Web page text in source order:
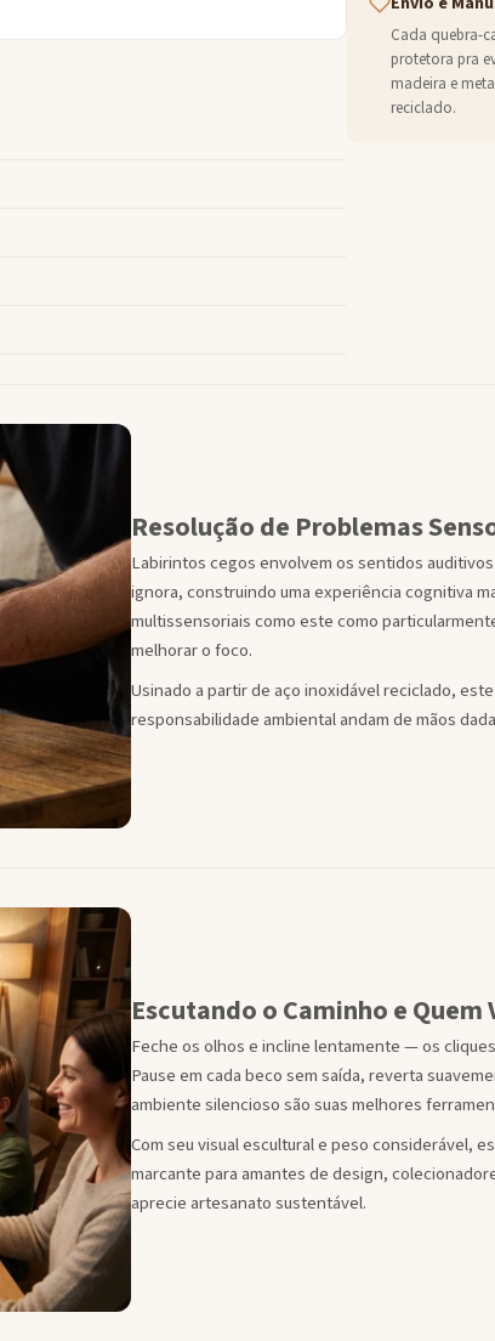
Cada quebra-
protetora pra
madeira e
reciclado.
Resolução de Problemas
Labirintos cegos envolvem os sentidos
ignora, construindo uma experiência cognitiva
multissensoriais como este como
melhorar o foco.
Usinado a partir de aço inoxidável reciclado,
responsabilidade ambiental andam de mãos
Escutando o Caminho e Quem
Feche os olhos e incline lentamente — os
Pause em cada beco sem saída, reverta
ambiente silencioso são suas melhores
Com seu visual escultural e peso considerável,
marcante para amantes de design,
aprecie artesanato sustentável.